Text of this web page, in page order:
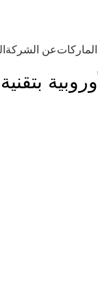
الماركاتعن الشركة